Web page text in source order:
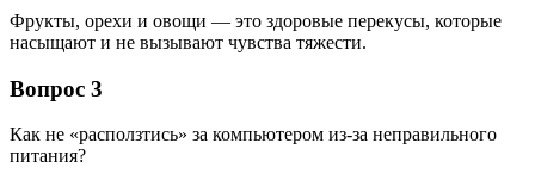
Фрукты, орехи и овощи — это здоровые перекусы, которые
насыщают и не вызывают чувства тяжести.
Вопрос 3
Как не «расползтись» за компьютером из-за неправильного
питания?